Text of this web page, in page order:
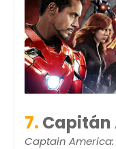
7. Capitán
Captain